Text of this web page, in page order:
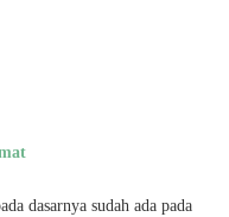
dasarnya sudah ada pada